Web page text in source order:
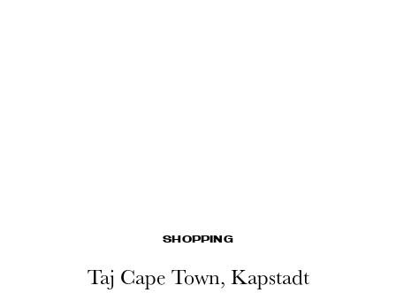
SHOPPING
Taj Cape Town, Kapstadt